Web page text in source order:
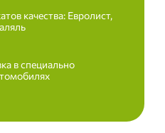
качества: Евролист,
в специально